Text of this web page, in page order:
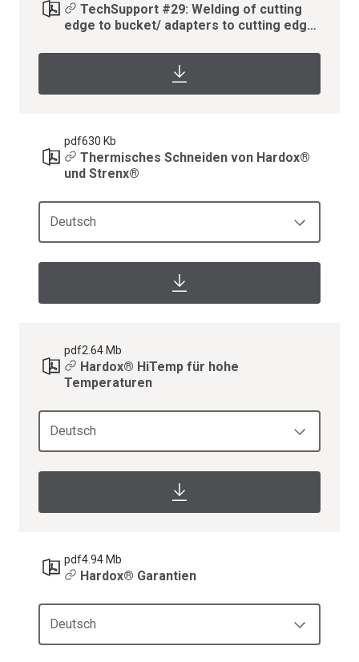
TechSupport #29: Welding of cutting
edge to bucket/ adapters to cutting edge
pdf630 Kb
Thermisches Schneiden von Hardox®
und Strenx®
Deutsch
pdf2.64 Mb
Hardox® HiTemp für hohe
Temperaturen
Deutsch
pdf4.94 Mb
Hardox® Garantien
Deutsch